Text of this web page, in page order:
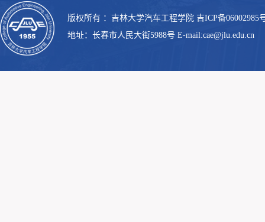
版权所有 ：吉林大学汽车工程学院 吉ICP备06002985
地址：长春市人民大街5988号 E-mail:cae@jlu.edu.cn